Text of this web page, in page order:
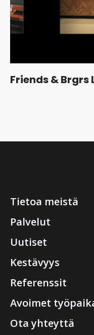
Friends & Brgrs
Tietoa meistä
Palvelut
Uutiset
Kestävyys
Referenssit
Avoimet
Ota yhteyttä